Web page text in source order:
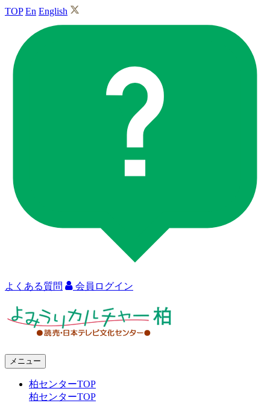
TOP En English
よくある質問 会員ログイン
メニュー
柏センターTOP
柏センターTOP